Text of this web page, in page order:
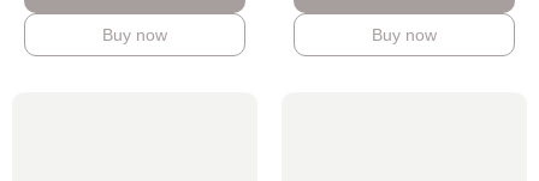
Buy now Buy now